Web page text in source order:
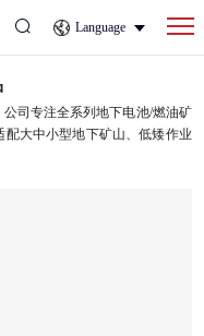
Language
司专注全系列地下电池/燃油矿
大中小型地下矿山、低矮作业